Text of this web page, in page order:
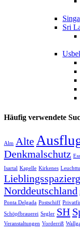
Sri
Häufig verwendete
Alm Alte
Denkmalschutz
Isartal Kapelle Kirkenes
Norddeutschland
Ponta Delgada Postschiff
Schöpfbrauerei Segler SH
Veranstaltungen Vorderriß